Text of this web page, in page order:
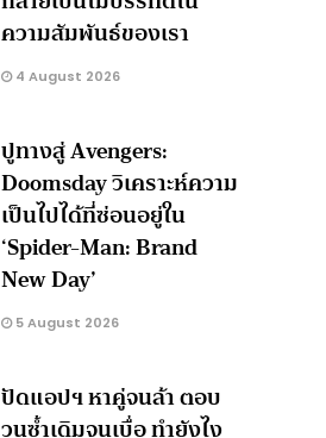
ความสัมพันธ์ของเรา
4 August 2026
ปูทางสู่ Avengers:
Doomsday วิเคราะห์ความ
เป็นไปได้ที่ซ่อนอยู่ใน
‘Spider-Man: Brand
New Day’
5 August 2026
ปัดแอปฯ หาคู่จนล้า ตอบ
วนซ้ำเดิมจนเบื่อ ทำยังไง